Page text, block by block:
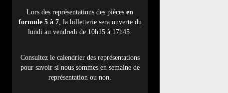
Lors des représentations des pièces en
formule 5 à 7, la billetterie sera ouverte du
lundi au vendredi de 10h15 à 17h45.
Consultez le calendrier des représentations
pour savoir si nous sommes en semaine de
représentation ou non.